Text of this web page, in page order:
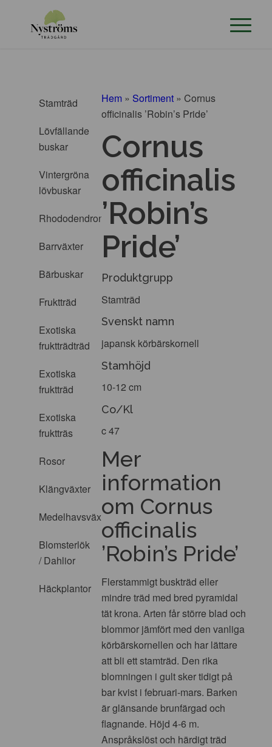
Stamträd
Lövfällande
buskar
Vintergröna
lövbuskar
Rhododendron
Barrväxter
Bärbuskar
Fruktträd
Exotiska
fruktträdträd
Exotiska
fruktträd
Exotiska
fruktträs
Rosor
Klängväxter
Medelhavsväxter
Blomsterlök
/ Dahlior
Häckplantor
Hem » Sortiment » Cornus
officinalis ’Robin’s Pride’
Cornus
officinalis
’Robin’s
Pride’
Produktgrupp
Stamträd
Svenskt namn
japansk körbärskornell
Stamhöjd
10-12 cm
Co/Kl
c 47
Mer
information
om Cornus
officinalis
’Robin’s Pride’
Flerstammigt buskträd eller
mindre träd med bred pyramidal
tät krona. Arten får större blad och
blommor jämfört med den vanliga
körbärskornellen och har lättare
att bli ett stamträd. Den rika
blomningen i gult sker tidigt på
bar kvist i februari-mars. Barken
är glänsande brunfärgad och
flagnande. Höjd 4-6 m.
Anspråkslöst och härdigt träd